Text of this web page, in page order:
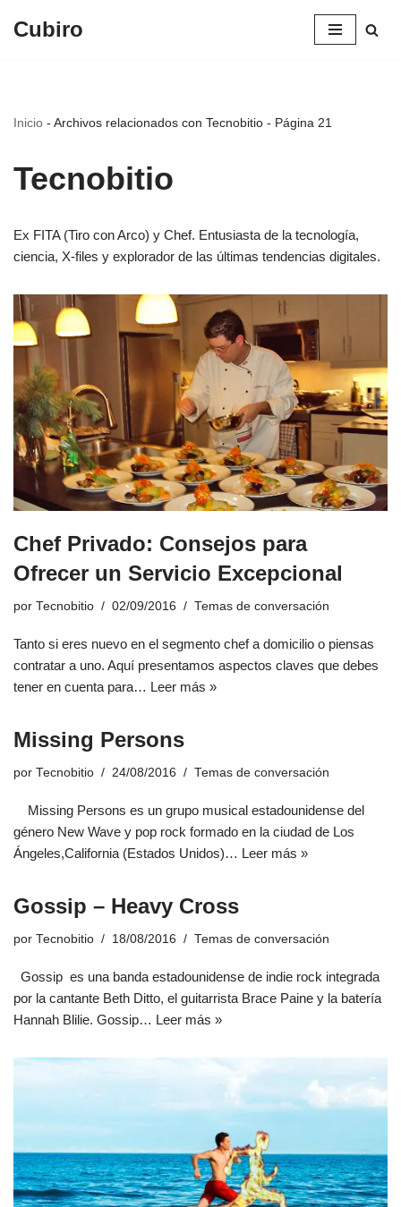
Cubiro
Inicio - Archivos relacionados con Tecnobitio - Página 21
Tecnobitio
Ex FITA (Tiro con Arco) y Chef. Entusiasta de la tecnología,
ciencia, X-files y explorador de las últimas tendencias digitales.
Chef Privado: Consejos para
Ofrecer un Servicio Excepcional
por Tecnobitio 02/09/2016 Temas de conversación
Tanto si eres nuevo en el segmento chef a domicilio o piensas
contratar a uno. Aquí presentamos aspectos claves que debes
tener en cuenta para… Leer más »
Missing Persons
por Tecnobitio 24/08/2016 Temas de conversación
Missing Persons es un grupo musical estadounidense del
género New Wave y pop rock formado en la ciudad de Los
Ángeles,California (Estados Unidos)… Leer más »
Gossip – Heavy Cross
por Tecnobitio 18/08/2016 Temas de conversación
Gossip es una banda estadounidense de indie rock integrada
por la cantante Beth Ditto, el guitarrista Brace Paine y la batería
Hannah Blilie. Gossip… Leer más »